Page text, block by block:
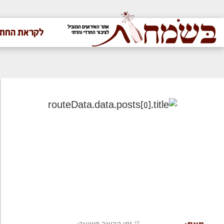
אתר האירועים המוביל
לציבור החרדי והדתי
לקראת